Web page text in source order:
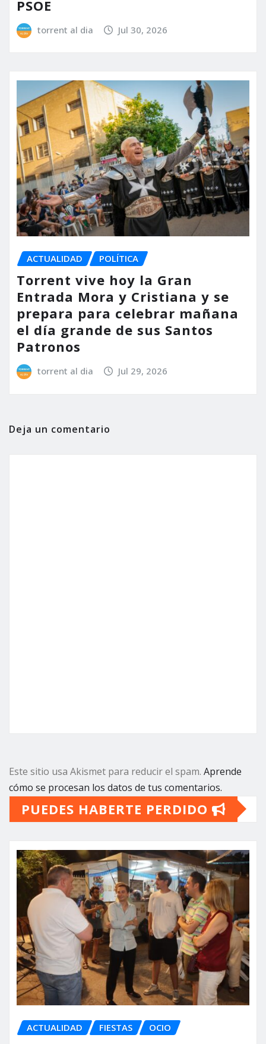
PSOE
torrent al dia Jul 30, 2026
ACTUALIDAD POLÍTICA
Torrent vive hoy la Gran
Entrada Mora y Cristiana y se
prepara para celebrar mañana
el día grande de sus Santos
Patronos
torrent al dia Jul 29, 2026
Deja un comentario
Este sitio usa Akismet para reducir el spam. Aprende
cómo se procesan los datos de tus comentarios.
PUEDES HABERTE PERDIDO
ACTUALIDAD FIESTAS OCIO